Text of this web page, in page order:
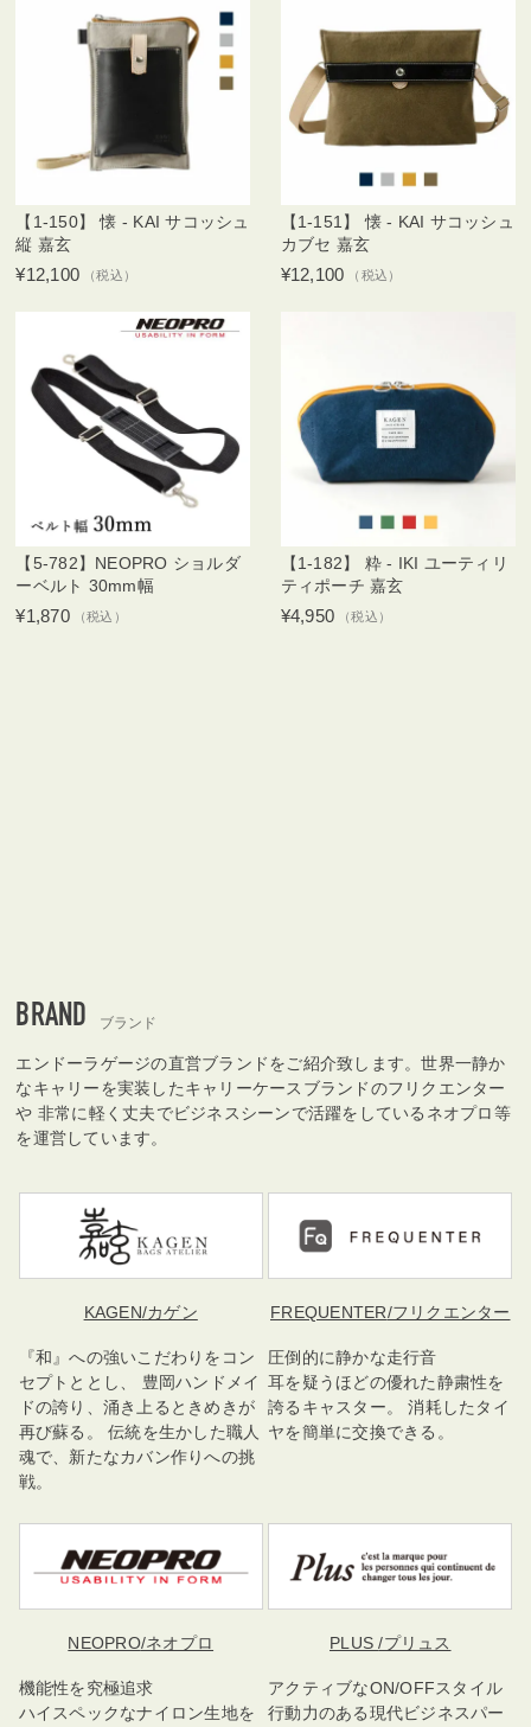
【1-150】 懐 - KAI サコッシュ
縦 嘉玄
¥12,100 （税込）
【1-151】 懐 - KAI サコッシュ
カブセ 嘉玄
¥12,100 （税込）
【5-782】NEOPRO ショルダ
ーベルト 30mm幅
¥1,870 （税込）
【1-182】 粋 - IKI ユーティリ
ティポーチ 嘉玄
¥4,950 （税込）
BRAND ブランド
エンドーラゲージの直営ブランドをご紹介致します。世界一静か
なキャリーを実装したキャリーケースブランドのフリクエンター
や 非常に軽く丈夫でビジネスシーンで活躍をしているネオプロ等
を運営しています。
KAGEN/カゲン
『和』への強いこだわりをコン
セプトととし、 豊岡ハンドメイ
ドの誇り、涌き上るときめきが
再び蘇る。 伝統を生かした職人
魂で、新たなカバン作りへの挑
戦。
FREQUENTER/フリクエンター
圧倒的に静かな走行音
耳を疑うほどの優れた静粛性を
誇るキャスター。 消耗したタイ
ヤを簡単に交換できる。
NEOPRO/ネオプロ
機能性を究極追求
ハイスペックなナイロン生地を
PLUS/プリュス
アクティブなON/OFFスタイル
行動力のある現代ビジネスパー